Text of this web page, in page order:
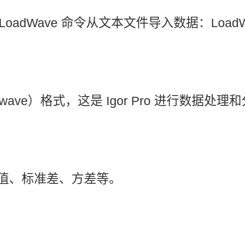
命令从文本文件导入数据：
）格式，这是 Igor Pro 进行数据处理
标准差、方差等。